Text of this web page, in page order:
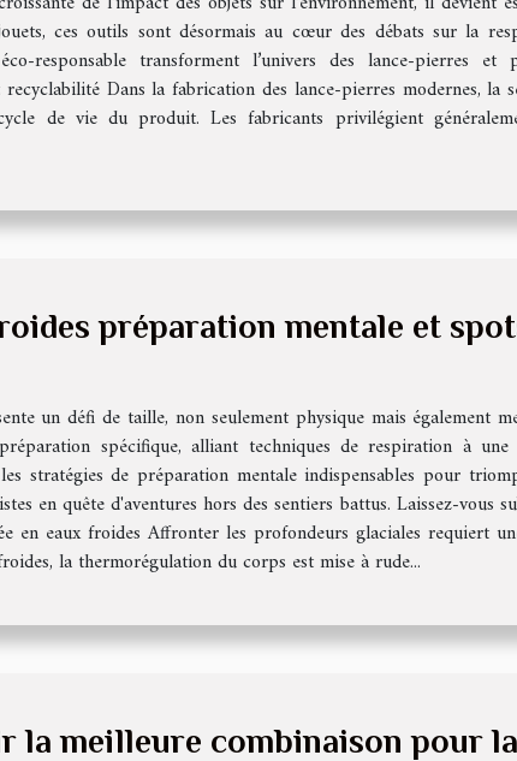
ces outils sont désormais au cœur des débats sur la
responsable transforment l’univers des lance-pierres
Dans la fabrication des lance-pierres modernes, la
de vie du produit. Les fabricants privilégient
préparation mentale et
un défi de taille, non seulement physique mais également
spécifique, alliant techniques de respiration à
stratégies de préparation mentale indispensables pour
en quête d'aventures hors des sentiers battus. Laissez-vous
en eaux froides Affronter les profondeurs glaciales requiert
la thermorégulation du corps est mise à rude...
la meilleure combinaison pour